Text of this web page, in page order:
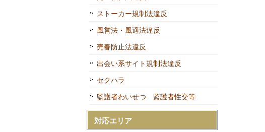
ストーカー規制法違反
風営法・風適法違反
売春防止法違反
出会い系サイト規制法違反
セクハラ
監護者わいせつ 監護者性交等
対応エリア